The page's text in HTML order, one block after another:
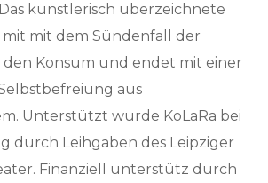
künstlerisch überzeichnete
mit dem Sündenfall der
Konsum und endet mit einer
aus
Unterstützt wurde KoLaRa bei
durch Leihgaben des Leipziger
Finanziell unterstütz durch